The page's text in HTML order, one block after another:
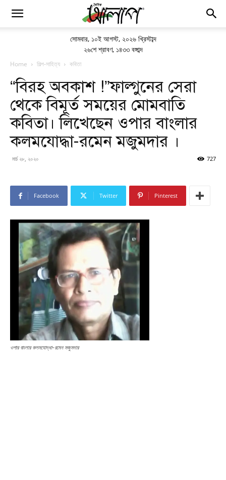
সোমবার, ১০ই আগস্ট, ২০২৬ খ্রিস্টাব্দ
২৬শে শ্রাবণ, ১৪৩৩ বঙ্গাব্দ
Home শিল্প-সাহিত্য কবিতা
“বিরহ অবকাশ !”ফাল্গুনের সেরা
থেকে বিমূর্ত সময়ের মোমবাতি
কবিতা। লিখেছেন ওপার বাংলার
কলমযোদ্ধা-রমেন মজুমদার ।
মার্চ ২৮, ২০২০ 727
Facebook Twitter Pinterest
ওপার বাংলার কলমযোদ্ধা-রমেন মজুমদার